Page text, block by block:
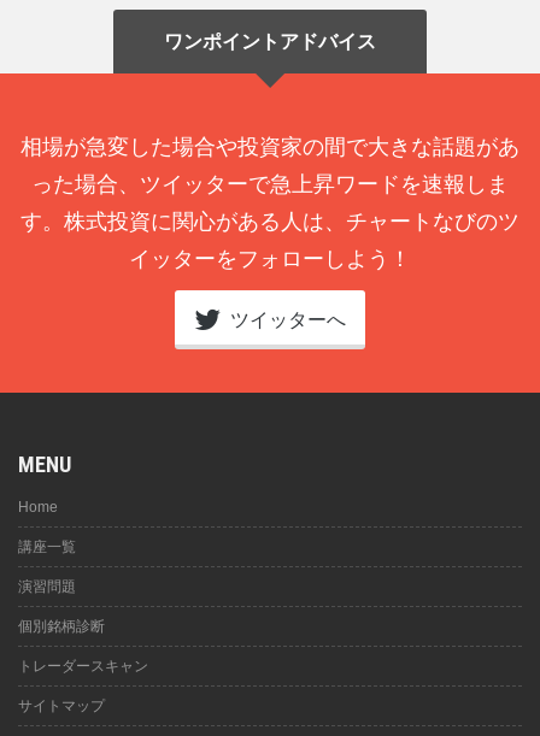
ワンポイントアドバイス
相場が急変した場合や投資家の間で大きな話題があ
った場合、ツイッターで急上昇ワードを速報しま
す。株式投資に関心がある人は、チャートなびのツ
イッターをフォローしよう！
ツイッターへ
MENU
Home
講座一覧
演習問題
個別銘柄診断
トレーダースキャン
サイトマップ